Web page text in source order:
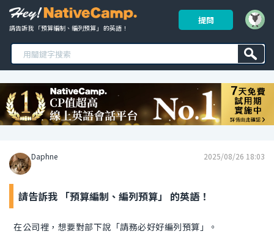
請告訴我 「預算編制、編列預算」 的英語！
提問
Daphne 2025/08/26 18:03
請告訴我 「預算編制、編列預算」 的英語！
在公司裡，想要對部下說「請務必好好編列預算」。